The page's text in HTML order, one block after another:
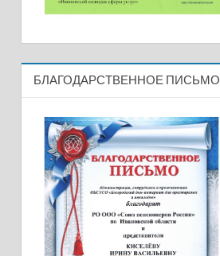
БЛАГОДАРСТВЕННОЕ ПИСЬМО